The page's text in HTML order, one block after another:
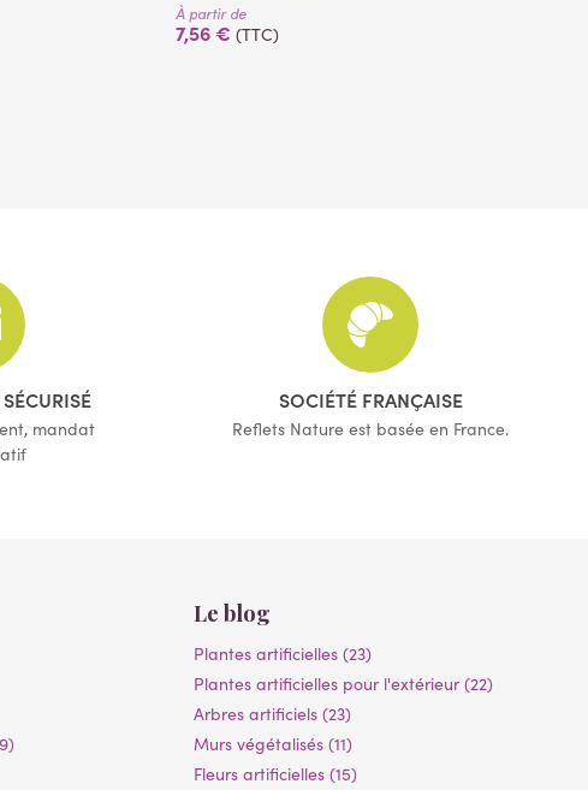
À partir de
7,56 € (TTC)
mandat
SOCIÉTÉ FRANÇAISE
Reflets Nature est basée en France.
Le blog
Plantes artificielles (23)
Plantes artificielles pour l'extérieur (22)
Arbres artificiels (23)
Murs végétalisés (11)
Fleurs artificielles (15)